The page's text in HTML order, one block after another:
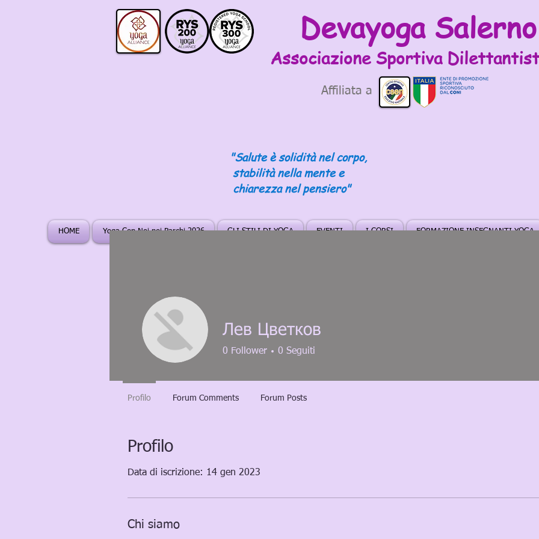
Devayoga Salerno
Associazione Sportiva
Affiliata a
"Salute è solidità nel corpo,
stabilità nella mente e
chiarezza nel pensiero"
HOME Yoga Con Noi nei Parchi 2026 GLI STILI DI YOGA EVENTI I CORSI FORMAZIONE INSEGNANTI YOGA
Profilo
Data di iscrizione: 14 gen 2023
Chi siamo
Лев Цветков
0 Follower 0 Seguiti
Profilo Forum Comments Forum Posts